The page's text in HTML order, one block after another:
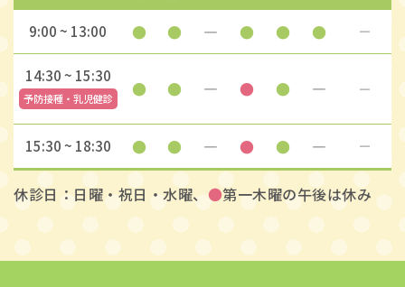
9:00 ~ 13:00 ● ● ― ● ● ● ―
14:30 ~ 15:30
予防接種・乳児健診 ● ● ― ● ● ― ―
15:30 ~ 18:30 ● ● ― ● ● ― ―
休診日：日曜・祝日・水曜、 ●第一木曜の午後は休み